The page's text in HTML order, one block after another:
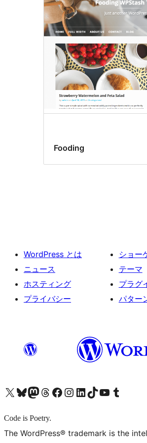
Fooding
WordPress とは
ニュース
ホスティング
プライバシー
ショー
テーマ
プラグ
パター
X (旧 Twitter) アカウントへBluesky アカウントへMastodon アカウントへThreads アカウントへ Facebook ページへInstagram アカウントへ LinkedIn アカウントへTikTok アカウントへYouTube チャンネルへ Tumblr アカウントへ
Code is Poetry.
The WordPress® trademark is the